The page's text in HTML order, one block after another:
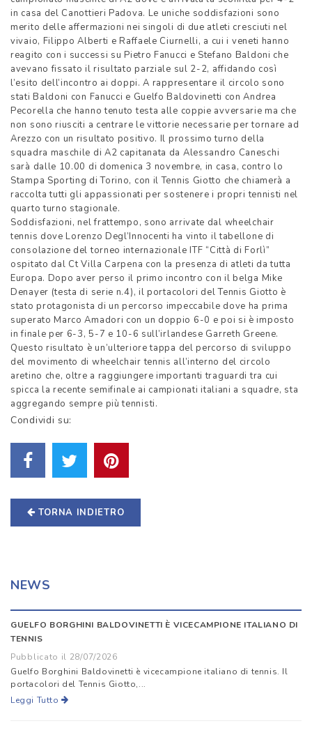
in casa del Canottieri Padova. Le uniche soddisfazioni sono
merito delle affermazioni nei singoli di due atleti cresciuti nel
vivaio, Filippo Alberti e Raffaele Ciurnelli, a cui i veneti hanno
reagito con i successi su Pietro Fanucci e Stefano Baldoni che
avevano fissato il risultato parziale sul 2-2, affidando così
l’esito dell’incontro ai doppi. A rappresentare il circolo sono
stati Baldoni con Fanucci e Guelfo Baldovinetti con Andrea
Pecorella che hanno tenuto testa alle coppie avversarie ma che
non sono riusciti a centrare le vittorie necessarie per tornare ad
Arezzo con un risultato positivo. Il prossimo turno della
squadra maschile di A2 capitanata da Alessandro Caneschi
sarà dalle 10.00 di domenica 3 novembre, in casa, contro lo
Stampa Sporting di Torino, con il Tennis Giotto che chiamerà a
raccolta tutti gli appassionati per sostenere i propri tennisti nel
quarto turno stagionale.
Soddisfazioni, nel frattempo, sono arrivate dal wheelchair
tennis dove Lorenzo Degl’Innocenti ha vinto il tabellone di
consolazione del torneo internazionale ITF “Città di Forlì”
ospitato dal Ct Villa Carpena con la presenza di atleti da tutta
Europa. Dopo aver perso il primo incontro con il belga Mike
Denayer (testa di serie n.4), il portacolori del Tennis Giotto è
stato protagonista di un percorso impeccabile dove ha prima
superato Marco Amadori con un doppio 6-0 e poi si è imposto
in finale per 6-3, 5-7 e 10-6 sull’irlandese Garreth Greene.
Questo risultato è un’ulteriore tappa del percorso di sviluppo
del movimento di wheelchair tennis all’interno del circolo
aretino che, oltre a raggiungere importanti traguardi tra cui
spicca la recente semifinale ai campionati italiani a squadre, sta
aggregando sempre più tennisti.
Condividi su:
TORNA INDIETRO
NEWS
GUELFO BORGHINI BALDOVINETTI È VICECAMPIONE ITALIANO DI
TENNIS
Pubblicato il 28/07/2026
Guelfo Borghini Baldovinetti è vicecampione italiano di tennis. Il
portacolori del Tennis Giotto,...
Leggi Tutto